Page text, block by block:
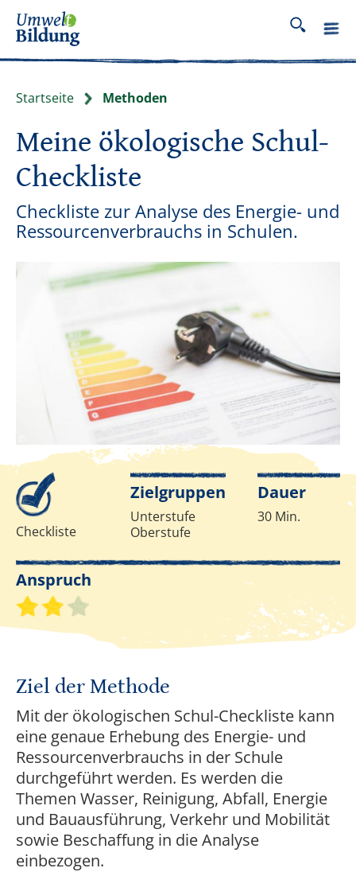
Startseite Methoden
Meine ökologische Schul-
Checkliste
Checkliste zur Analyse des Energie- und
Ressourcenverbrauchs in Schulen.
Infos zur Methode
Checkliste
Zielgruppen
Unterstufe
Oberstufe
Dauer
30 Min.
Anspruch
Schwierigkeitsgrad 2 von 3
Ziel der Methode
Mit der ökologischen Schul-Checkliste kann
eine genaue Erhebung des Energie- und
Ressourcenverbrauchs in der Schule
durchgeführt werden. Es werden die
Themen Wasser, Reinigung, Abfall, Energie
und Bauausführung, Verkehr und Mobilität
sowie Beschaffung in die Analyse
einbezogen.